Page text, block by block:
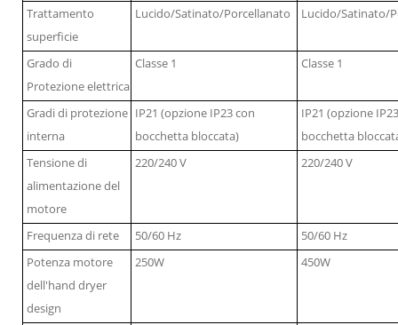
Trattamento
superficie
Lucido/Satinato/Porcellanato Lucido/Satinato/
Grado di
Protezione elettrica
Classe 1 Classe 1
Gradi di protezione
interna
IP21 (opzione IP23 con
bocchetta bloccata)
IP21 (opzione
bocchetta
Tensione di
alimentazione del
motore
220/240 V 220/240 V
Frequenza di rete 50/60 Hz
50/60 Hz
Potenza motore
dell'hand dryer
design
250W 450W